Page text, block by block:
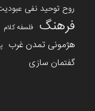
روح توحید نفی
فرهنگ فلسفه کلام
هژمونی تمدن غرب
گفتمان سازی